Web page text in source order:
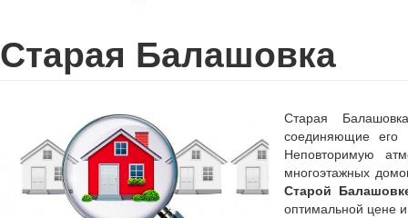
Старая Балашовка
Старая
соединяющие
Неповторимую
многоэтажных
Старой
оптимальной цене